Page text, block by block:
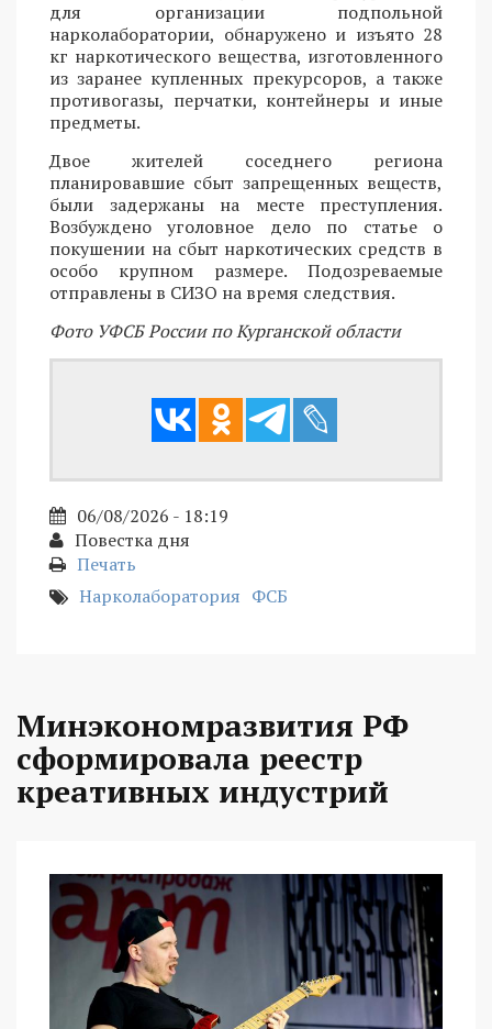
для организации подпольной
нарколаборатории, обнаружено и изъято 28
кг наркотического вещества, изготовленного
из заранее купленных прекурсоров, а также
противогазы, перчатки, контейнеры и иные
предметы.
Двое жителей соседнего региона
планировавшие сбыт запрещенных веществ,
были задержаны на месте преступления.
Возбуждено уголовное дело по статье о
покушении на сбыт наркотических средств в
особо крупном размере. Подозреваемые
отправлены в СИЗО на время следствия.
Фото УФСБ России по Курганской области
06/08/2026 - 18:19
Повестка дня
Печать
Нарколаборатория ФСБ
Минэкономразвития РФ
сформировала реестр
креативных индустрий